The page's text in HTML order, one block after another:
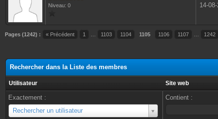
Niveau: 0 14-
Pages (1242) : « Précédent 1 1103 1104 1105 1106 1107 1242
Rechercher dans la Liste des membres
Utilisateur Site web
Exactement :
Rechercher un utilisateur
Utilisateur
Contient :